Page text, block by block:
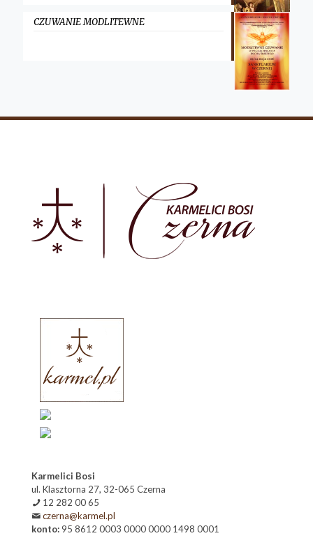
CZUWANIE MODLITEWNE
Karmelici Bosi
ul. Klasztorna 27, 32-065 Czerna
12 282 00 65
czerna@karmel.pl
konto: 95 8612 0003 0000 0000 1498 0001